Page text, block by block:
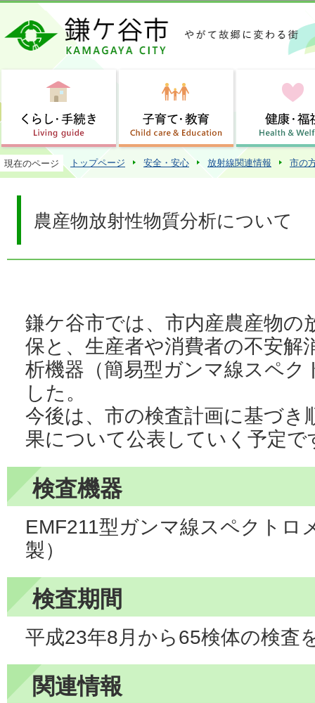
この
現在のページ トップページ 安全・安心 放射線関連情報 市の
農産物放射性物質分析について
鎌ケ谷市では、市内産農産物の
保と、生産者や消費者の不安解
析機器（簡易型ガンマ線スペ
した。
今後は、市の検査計画に基づき
果について公表していく予定で
検査機器
EMF211型ガンマ線スペクトロ
製）
検査期間
平成23年8月から65検体の検査
関連情報